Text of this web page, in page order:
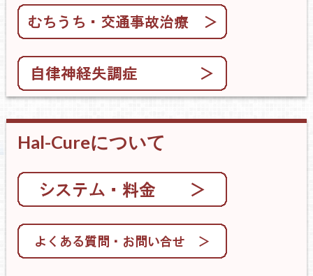
Hal-Cureについて